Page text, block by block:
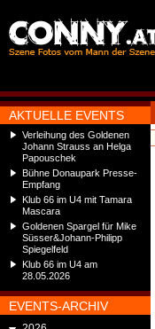
AKTUELLE EVENTS
Verleihung des Goldenen
Johann Strauss an Helga
Papouschek
Bühne Donaupark Presse-
Empfang
Klub 66 im U4 mit Tamara
Mascara
Goldenen Spargel für Mike
Süsser&Johann-Philipp
Spiegelfeld
Klub 66 im U4 am
28.05.2026
EVENTS-ARCHIV